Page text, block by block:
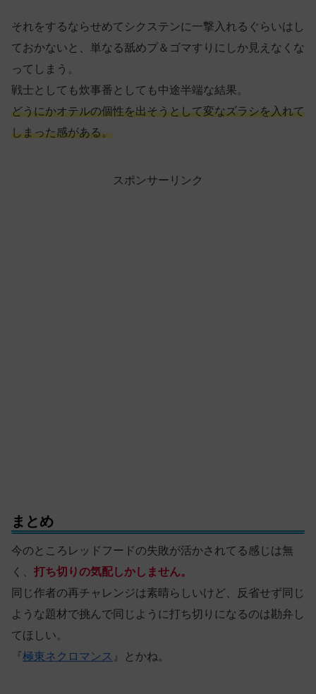
それをするならせめてシクステンに一撃入れるぐらいはし
ておかないと、単なる舐めプ＆ゴマすりにしか見えなくな
ってしまう。
戦士としても炊事番としても中途半端な結果。
どうにかオテルの個性を出そうとして変なズラシを入れて
しまった感がある。
スポンサーリンク
まとめ
今のところレッドフードの失敗が活かされてる感じは無
く、 打ち切りの気配しかしません。
同じ作者の再チャレンジは素晴らしいけど、反省せず同じ
ような題材で挑んで同じように打ち切りになるのは勘弁し
てほしい。
『極東ネクロマンス 』とかね。